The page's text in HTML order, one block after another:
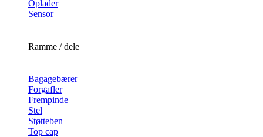
Oplader
Sensor
Ramme / dele
Bagagebærer
Forgafler
Frempinde
Stel
Støtteben
Top cap